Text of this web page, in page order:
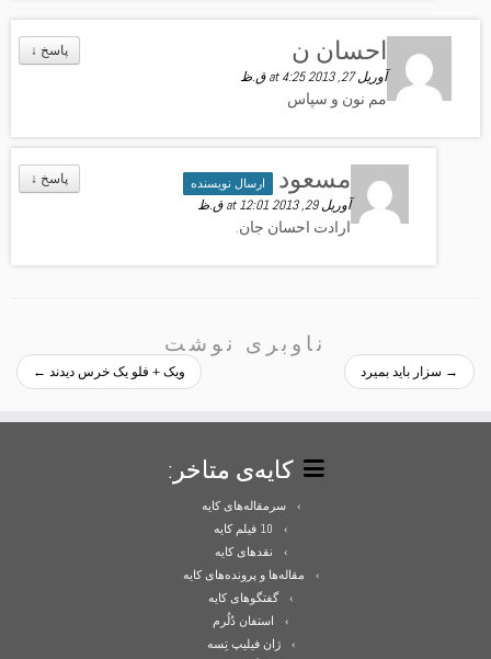
↓ احسان ن
آوریل 27, 2013 at 4:25 ق.ظ
مم نون و سپاس
↓ مسعود
آوریل 29, 2013 at 12:01 ق.ظ
ارادت احسان جان.
→سزار باید بمیرد ویک + فلو یک خرس دیدند←
کایه‌ی متاخر:
سرمقاله‌های کایه
10 فیلم کایه
نقدهای کایه
مقاله‌ها و پرونده‌های کایه
گفتگوهای کایه
استفان دُلُرم
ژان فیلیپ تِسه